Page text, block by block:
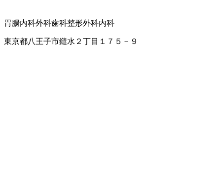
胃腸内科外科歯科整形外科内科
東京都八王子市鑓水２丁目１７５－９